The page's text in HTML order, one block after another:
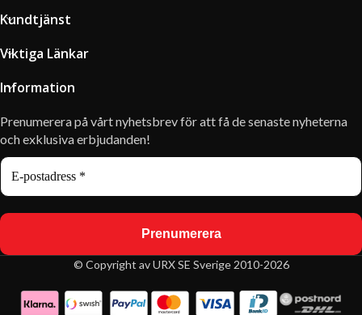
Kundtjänst
Viktiga Länkar
Information
Prenumerera på vårt nyhetsbrev för att få de senaste nyheterna
och exklusiva erbjudanden!
© Copyright av URX SE Sverige 2010-2026